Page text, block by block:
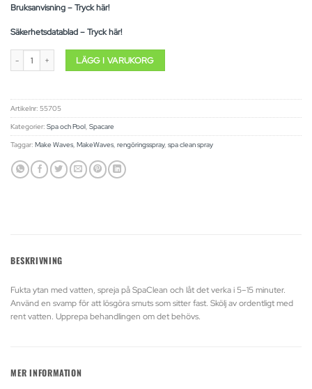
Bruksanvisning – Tryck här!
Säkerhetsdatablad – Tryck här!
Spa Clean Spray mängdLÄGG I VARUKORG
Artikelnr: 55705
Kategorier: Spa och Pool, Spacare
Taggar: Make Waves, MakeWaves, rengöringsspray, spa clean spray
BESKRIVNING
Fukta ytan med vatten, spreja på SpaClean och låt det verka i 5–15 minuter.
Använd en svamp för att lösgöra smuts som sitter fast. Skölj av ordentligt med
rent vatten. Upprepa behandlingen om det behövs.
MER INFORMATION